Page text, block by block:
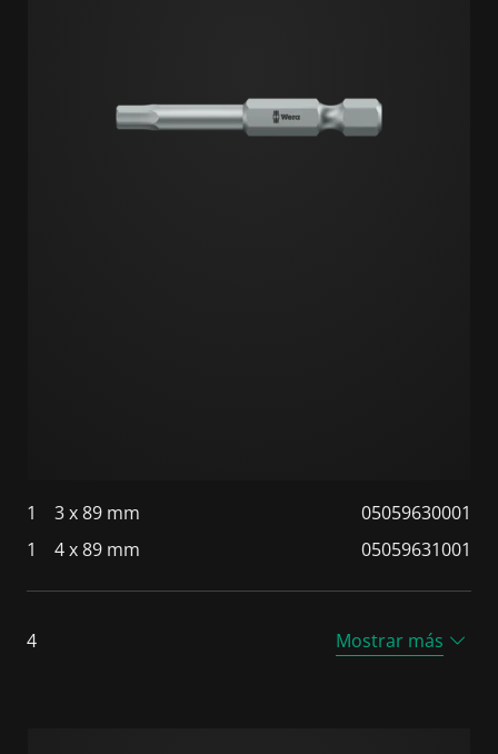
1 3 x 89 mm
05059630001
1
4 x 89 mm 05059631001
4 Mostrar más